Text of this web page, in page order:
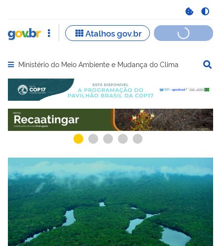
Abrir menu principal de navegação
Ministério do Meio Ambiente e Mudança do Clima
Serviços recomendados para você Serviços